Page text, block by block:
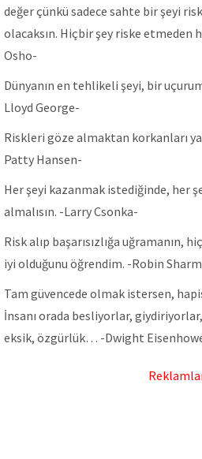
değer çünkü sadece sahte bir şeyi
olacaksın. Hiçbir şey riske etmeden
Osho-
Dünyanın en tehlikeli şeyi, bir
Lloyd George-
Riskleri göze almaktan korkanları
Patty Hansen-
Her şeyi kazanmak istediğinde, her
almalısın. -Larry Csonka-
Risk alıp başarısızlığa uğramanın,
iyi olduğunu öğrendim. -Robin
Tam güvencede olmak istersen,
İnsanı orada besliyorlar,
eksik, özgürlük… -Dwight